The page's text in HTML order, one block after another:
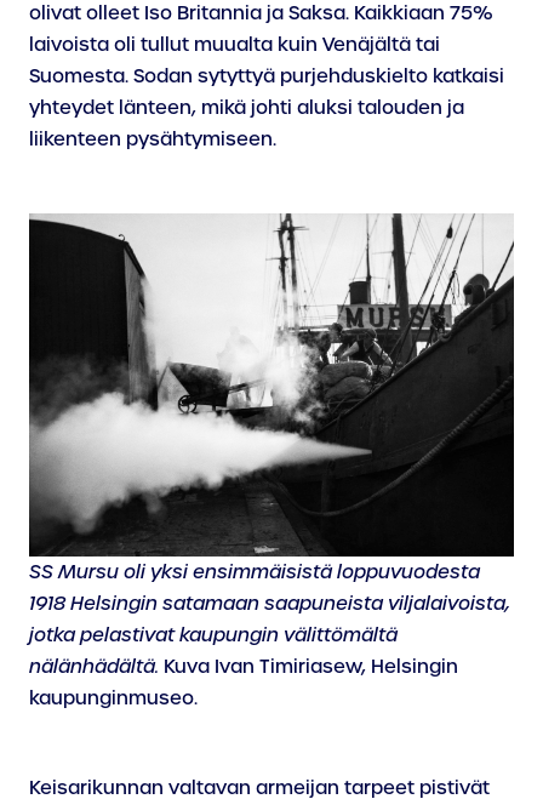
olivat olleet Iso Britannia ja Saksa. Kaikkiaan 75%
laivoista oli tullut muualta kuin Venäjältä tai
Suomesta. Sodan sytyttyä purjehduskielto katkaisi
yhteydet länteen, mikä johti aluksi talouden ja
liikenteen pysähtymiseen.
SS Mursu oli yksi ensimmäisistä loppuvuodesta
1918 Helsingin satamaan saapuneista viljalaivoista,
jotka pelastivat kaupungin välittömältä
nälänhädältä. Kuva Ivan Timiriasew, Helsingin
kaupunginmuseo.
Keisarikunnan valtavan armeijan tarpeet pistivät